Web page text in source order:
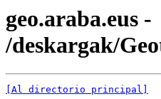
geo.araba.eus -
/deskargak/
[Al directorio principal]